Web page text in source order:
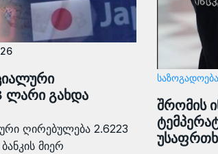
ლარი გახდა
ღირებულება 2.6223
მიერ
ᲡᲐᲖᲝᲒᲐᲓᲝᲔᲑᲐ
შრომის